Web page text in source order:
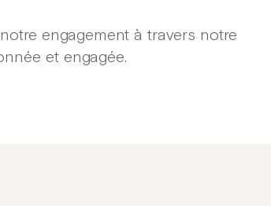
engagement à travers notre
et engagée.